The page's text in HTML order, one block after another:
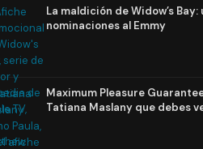
La maldición de Widow’s
nominaciones al Emmy
Maximum Pleasure
Tatiana Maslany que debes